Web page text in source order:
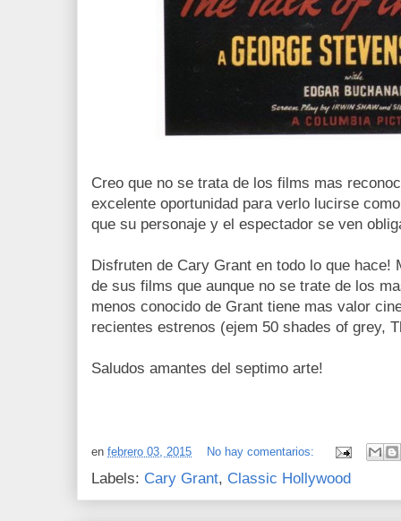
Creo que no se trata de los films mas
excelente oportunidad para verlo lucirse
que su personaje y el espectador se ven
Disfruten de Cary Grant en todo lo que hace!
de sus films que aunque no se trate de los
menos conocido de Grant tiene mas valor
recientes estrenos (ejem 50 shades of grey,
Saludos amantes del septimo arte!
en febrero 03, 2015 No hay comentarios:
Labels: Cary Grant, Classic Hollywood